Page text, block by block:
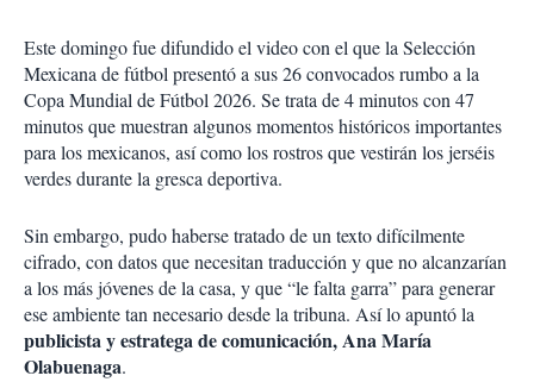
Este domingo fue difundido el video con el que la Selección
Mexicana de fútbol presentó a sus 26 convocados rumbo a la
Copa Mundial de Fútbol 2026. Se trata de 4 minutos con 47
minutos que muestran algunos momentos históricos importantes
para los mexicanos, así como los rostros que vestirán los jerséis
verdes durante la gresca deportiva.
Sin embargo, pudo haberse tratado de un texto difícilmente
cifrado, con datos que necesitan traducción y que no alcanzarían
a los más jóvenes de la casa, y que “le falta garra” para generar
ese ambiente tan necesario desde la tribuna. Así lo apuntó la
publicista y estratega de comunicación, Ana María
Olabuenaga.